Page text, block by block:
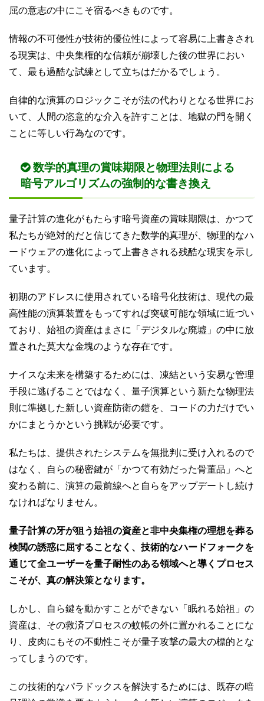
屈の意志の中にこそ宿るべきものです。
情報の不可侵性が技術的優位性によって容易に上書きされ
る現実は、中央集権的な信頼が崩壊した後の世界におい
て、最も過酷な試練として立ちはだかるでしょう。
自律的な演算のロジックこそが法の代わりとなる世界にお
いて、人間の恣意的な介入を許すことは、地獄の門を開く
ことに等しい行為なのです。
数学的真理の賞味期限と物理法則による
暗号アルゴリズムの強制的な書き換え
量子計算の進化がもたらす暗号資産の賞味期限は、かつて
私たちが絶対的だと信じてきた数学的真理が、物理的なハ
ードウェアの進化によって上書きされる残酷な現実を示し
ています。
初期のアドレスに使用されている暗号化技術は、現代の最
高性能の演算装置をもってすれば突破可能な領域に近づい
ており、始祖の資産はまさに「デジタルな廃墟」の中に放
置された莫大な金塊のような存在です。
ナイスな未来を構築するためには、凍結という安易な管理
手段に逃げることではなく、量子演算という新たな物理法
則に準拠した新しい資産防衛の鎧を、コードの力だけでい
かにまとうかという挑戦が必要です。
私たちは、提供されたシステムを無批判に受け入れるので
はなく、自らの秘密鍵が「かつて有効だった骨董品」へと
変わる前に、演算の最前線へと自らをアップデートし続け
なければなりません。
量子計算の牙が狙う始祖の資産と非中央集権の理想を葬る
検閲の誘惑に屈することなく、技術的なハードフォークを
通じて全ユーザーを量子耐性のある領域へと導くプロセス
こそが、真の解決策となります。
しかし、自ら鍵を動かすことができない「眠れる始祖」の
資産は、その救済プロセスの蚊帳の外に置かれることにな
り、皮肉にもその不動性こそが量子攻撃の最大の標的とな
ってしまうのです。
この技術的なパラドックスを解決するためには、既存の暗